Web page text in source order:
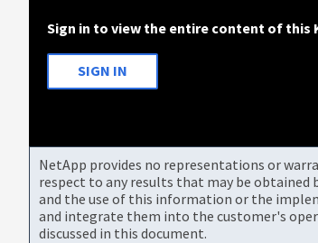
Sign in to view the entire content of this
SIGN IN
NetApp provides no representations or
respect to any results that may be obtained
and the use of this information or the
and integrate them into the customer's
discussed in this document.